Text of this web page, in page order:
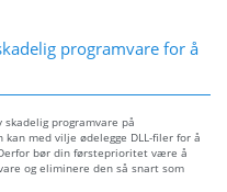
programvare for å
skadelig programvare på
med vilje ødelegge DLL-filer for å
bør din førsteprioritet være å
og eliminere den så snart som